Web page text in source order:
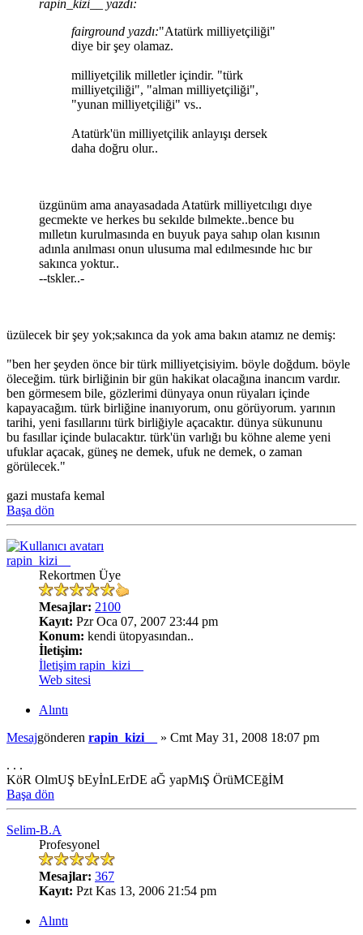
rapin_kizi__ yazdı:
fairground yazdı:"Atatürk milliyetçiliği"
diye bir şey olamaz.
milliyetçilik milletler içindir. "türk
milliyetçiliği", "alman milliyetçiliği",
"yunan milliyetçiliği" vs..
Atatürk'ün milliyetçilik anlayışı dersek
daha doğru olur..
üzgünüm ama anayasadada Atatürk milliyetcılıgı dıye
gecmekte ve herkes bu sekılde bılmekte..bence bu
mılletın kurulmasında en buyuk paya sahıp olan kısının
adınla anılması onun ulusuma mal edılmesınde hıc bır
sakınca yoktur..
--tskler..-
üzülecek bir şey yok;sakınca da yok ama bakın atamız ne demiş:
"ben her şeyden önce bir türk milliyetçisiyim. böyle doğdum. böyle
öleceğim. türk birliğinin bir gün hakikat olacağına inancım vardır.
ben görmesem bile, gözlerimi dünyaya onun rüyaları içinde
kapayacağım. türk birliğine inanıyorum, onu görüyorum. yarının
tarihi, yeni fasıllarını türk birliğiyle açacaktır. dünya sükununu
bu fasıllar içinde bulacaktır. türk'ün varlığı bu köhne aleme yeni
ufuklar açacak, güneş ne demek, ufuk ne demek, o zaman
görülecek."
gazi mustafa kemal
Başa dön
rapin_kizi__
Rekortmen Üye
Mesajlar: 2100
Kayıt: Pzr Oca 07, 2007 23:44 pm
Konum: kendi ütopyasından..
İletişim:
İletişim rapin_kizi__
Web sitesi
Alıntı
Mesajgönderen rapin_kizi__ » Cmt May 31, 2008 18:07 pm
. . .
KöR OlmUŞ bEyİnLErDE aĞ yapMıŞ ÖrüMCEğİM
Başa dön
Selim-B.A
Profesyonel
Mesajlar: 367
Kayıt: Pzt Kas 13, 2006 21:54 pm
Alıntı